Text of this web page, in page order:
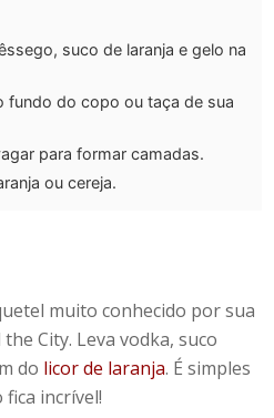
suco de laranja e gelo na
fundo do copo ou taça de sua
para formar camadas.
ou cereja.
muito conhecido por sua
the City. Leva vodka, suco
do licor de laranja. É simples
incrível!